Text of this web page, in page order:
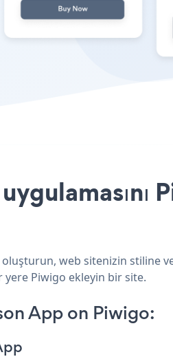
web sitenizin stiline
Piwigo ekleyin bir site.
App on Piwigo: